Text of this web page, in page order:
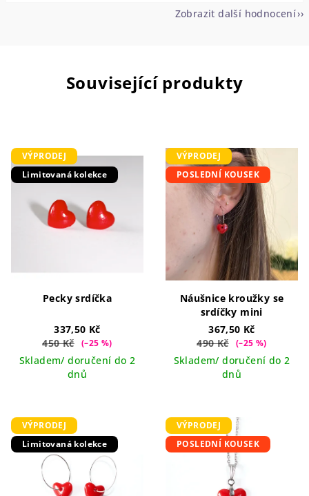
Zobrazit další hodnocení
Související produkty
VÝPRODEJ
Limitovaná kolekce
Pecky srdíčka
337,50 Kč
450 Kč
(–25 %)
Skladem/ doručení do 2
dnů
VÝPRODEJ
POSLEDNÍ KOUSEK
Náušnice kroužky se
srdíčky mini
367,50 Kč
490 Kč
(–25 %)
Skladem/ doručení do 2
dnů
VÝPRODEJ
Limitovaná kolekce
VÝPRODEJ
POSLEDNÍ KOUSEK